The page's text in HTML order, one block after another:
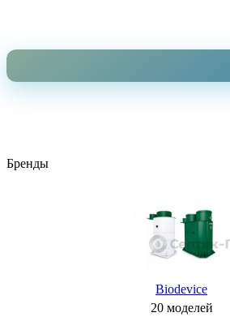
Бренды
Biodevice
20 моделей